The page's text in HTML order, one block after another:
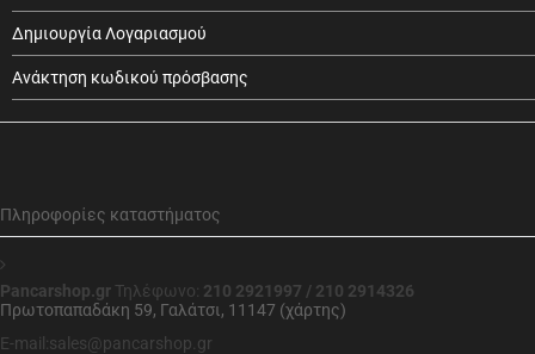
Δημιουργία Λογαριασμού
Ανάκτηση κωδικού πρόσβασης
Πληροφορίες καταστήματος
Pancarshop.gr Τηλέφωνο: 210 2921997 / 210 2914326
Πρωτοπαπαδάκη 59, Γαλάτσι, 11147 (χάρτης)
E-mail:sales@pancarshop.gr